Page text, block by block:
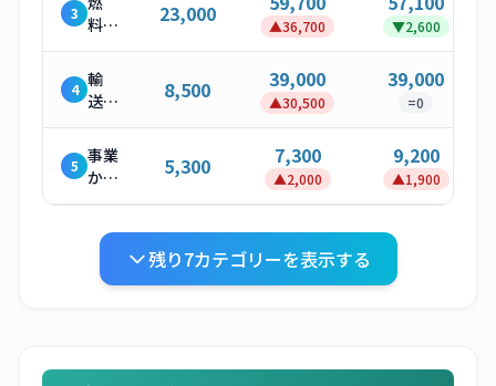
3
料・
エネ
ルギ
ー関
連活
動
23,000 ▲36,700 ▼2,600
4 輸
送・
配送
（上
流）
8,500 39,000
▲30,500
39,000
=0
5 事業
から
発生
廃棄
5,300 7,300
▲2,000
9,200
▲1,900
残り7カテゴリーを表示する